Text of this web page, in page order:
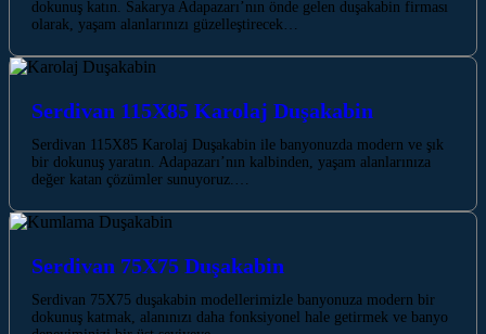
dokunuş katın. Sakarya Adapazarı’nın önde gelen duşakabin firması
olarak, yaşam alanlarınızı güzelleştirecek…
Serdivan 115X85 Karolaj Duşakabin
Serdivan 115X85 Karolaj Duşakabin ile banyonuzda modern ve şık
bir dokunuş yaratın. Adapazarı’nın kalbinden, yaşam alanlarınıza
değer katan çözümler sunuyoruz.…
Serdivan 75X75 Duşakabin
Serdivan 75X75 duşakabin modellerimizle banyonuza modern bir
dokunuş katmak, alanınızı daha fonksiyonel hale getirmek ve banyo